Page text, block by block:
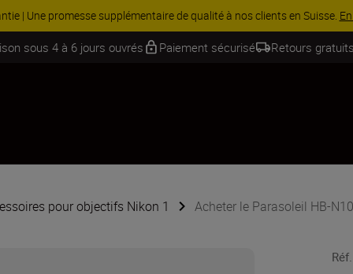
| Économisez 15 % sur une sélection d’accessoires, complétez votre
sous 4 à 6 jours ouvrés Paiement sécurisé Retours
pour objectifs Nikon 1 Acheter le Parasoleil HB-
Réf.